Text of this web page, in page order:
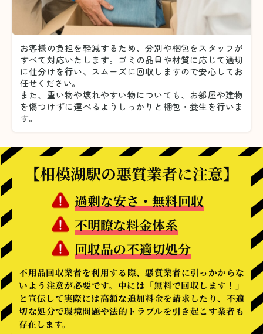
お客様の負担を軽減するため、分別や梱包をスタッフが
すべて対応いたします。 ゴミの品目や材質に応じて適切
に仕分けを行い、スムーズに回収しますので安心してお
任せください。
また、重い物や壊れやすい物についても、お部屋や建物
を傷つけずに運べるようしっかりと梱包・養生を行いま
す。
【相模湖駅の悪質業者に注意】
過剰な安さ・無料回収
不明瞭な料金体系
回収品の不適切処分
不用品回収業者を利用する際、悪質業者に引っかからな
いよう注意が必要です。中には「無料で回収します！」
と宣伝して実際には高額な追加料金を請求したり、不適
切な処分で環境問題や法的トラブルを引き起こす業者も
存在します。